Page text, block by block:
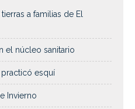
a familias de El
el núcleo sanitario
esquí
Invierno